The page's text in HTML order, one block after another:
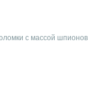
с массой шпионов